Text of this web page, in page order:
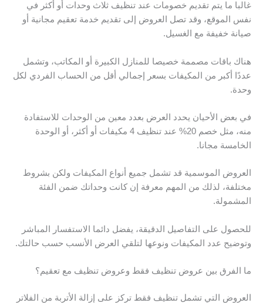
غالبا ما يتم تقديم خصومات عند تنظيف ثلاث وحدات أو أكثر في
نفس الموقع، وقد تصل العروض إلى تقديم خدمة تعقيم مجانية أو
صيانة خفيفة مع الغسيل.
هناك باقات مصممة خصيصا للمنازل الكبيرة أو المكاتب، وتشمل
عددًا أكبر من المكيفات بسعر إجمالي أقل من الحساب الفردي لكل
وحدة.
في بعض الأحيان يحدد العرض بعدد معين من الوحدات للاستفادة
منه، مثل خصم 20% عند تنظيف 4 مكيفات أو أكثر، أو الوحدة
الخامسة مجانا.
العروض الموسمية قد تشمل جميع أنواع المكيفات ولكن بشروط
مختلفة، لذلك من المهم معرفة إن كانت وحداتك ضمن الفئة
المشمولة.
للحصول على التفاصيل الدقيقة، يفضل دائما الاستفسار المباشر
وتوضيح عدد المكيفات ونوعها لتلقي العرض الأنسب حسب حالتك.
ما الفرق بين عروض تنظيف فقط وعروض تنظيف مع تعقيم؟
العروض التي تشمل تنظيف فقط تركز على إزالة الأتربة من الفلاتر